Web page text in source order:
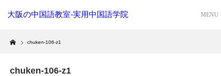
大阪の中国語教室-実用中国語学院
Home
chuken-106-z1
chuken-106-z1